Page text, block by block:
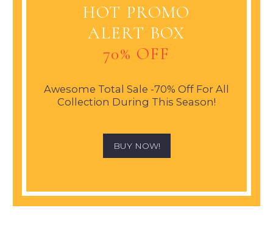
HOT PROMO
ALERT BOX
70% OFF
Awesome Total Sale -70% Off For All
Collection During This Season!
BUY NOW!